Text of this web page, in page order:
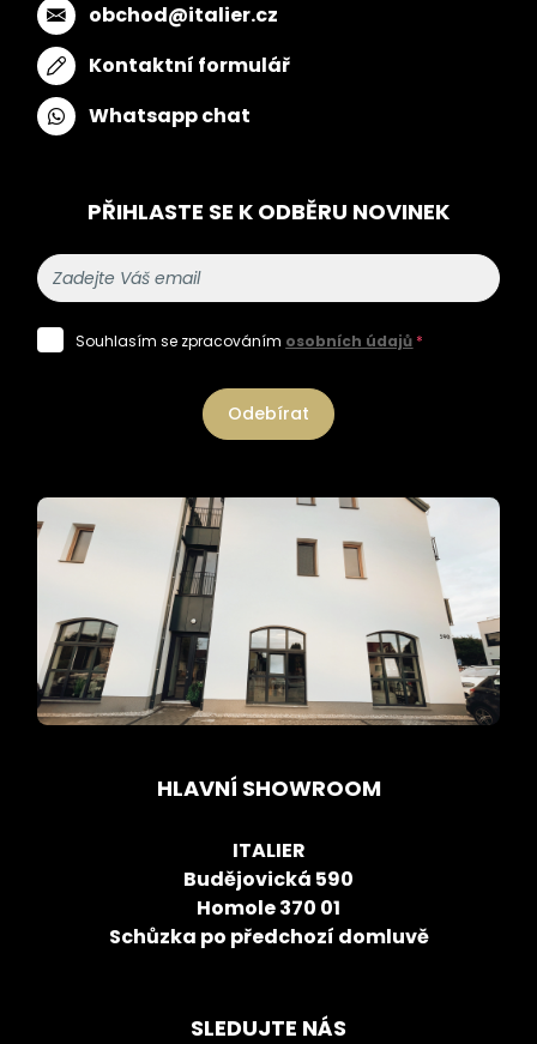
obchod@italier.cz
Kontaktní formulář
Whatsapp chat
PŘIHLASTE SE K ODBĚRU NOVINEK
Souhlasím se zpracováním osobních údajů *
Odebírat
HLAVNÍ SHOWROOM
ITALIER
Budějovická 590
Homole 370 01
Schůzka po předchozí domluvě
SLEDUJTE NÁS